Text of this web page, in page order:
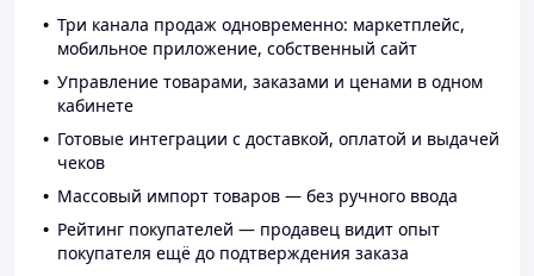
Три канала продаж одновременно: маркетплейс,
мобильное приложение, собственный сайт
Управление товарами, заказами и ценами в одном
кабинете
Готовые интеграции с доставкой, оплатой и выдачей
чеков
Массовый импорт товаров — без ручного ввода
Рейтинг покупателей — продавец видит опыт
покупателя ещё до подтверждения заказа